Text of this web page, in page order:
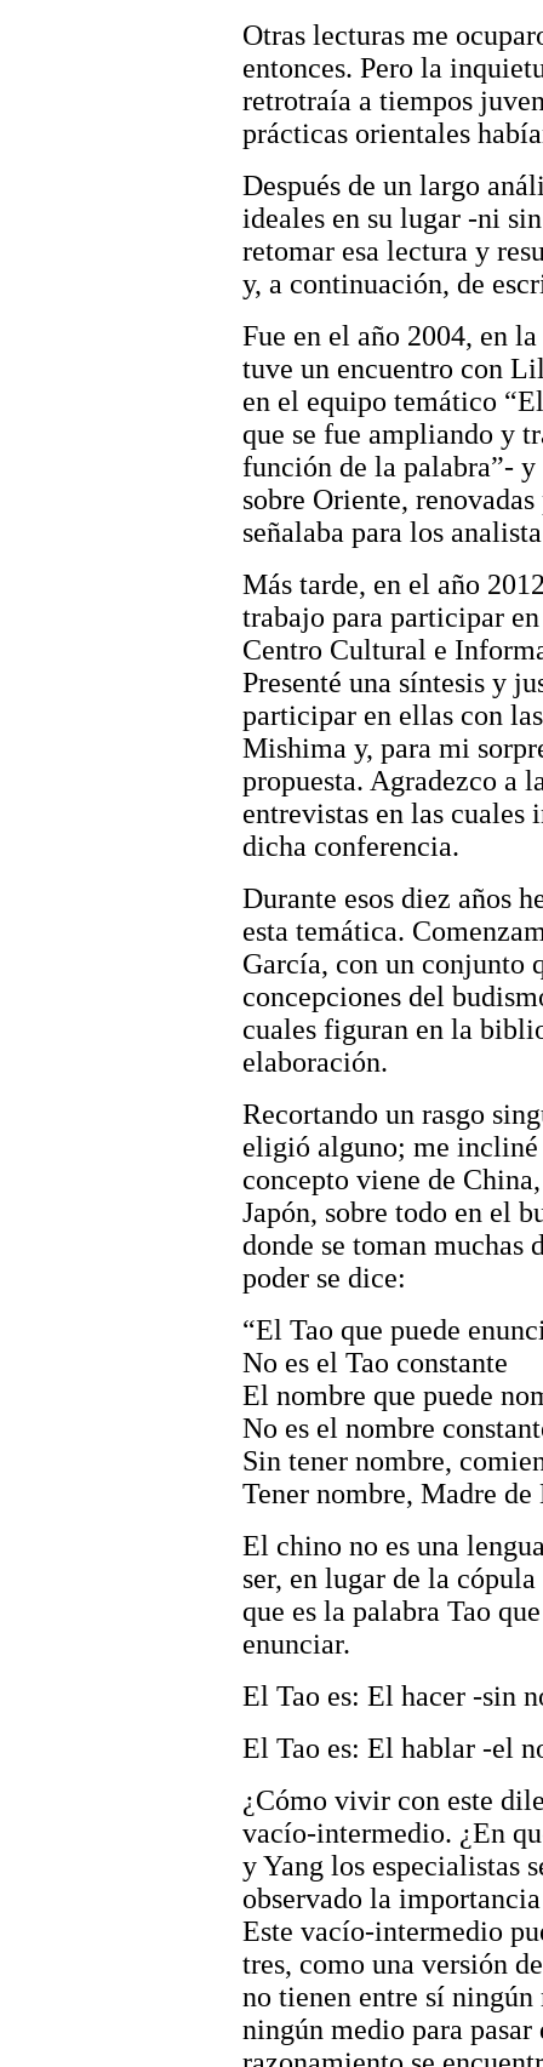
Otras lecturas me
entonces. Pero la
retrotraía a tiempos
prácticas orientales
Después de un largo
ideales en su lugar -ni
retomar esa lectura y
y, a continuación, de
Fue en el año 2004, en
tuve un encuentro con
en el equipo temático
que se fue ampliando y
función de la palabra”-
sobre Oriente,
señalaba para los
Más tarde, en el año
trabajo para participar
Centro Cultural e
Presenté una síntesis y
participar en ellas con
Mishima y, para mi
propuesta. Agradezco a
entrevistas en las cuales
dicha conferencia.
Durante esos diez años
esta temática.
García, con un conjunto
concepciones del
cuales figuran en la
elaboración.
Recortando un rasgo
eligió alguno; me incliné
concepto viene de
Japón, sobre todo en el
donde se toman muchas
poder se dice:
“El Tao que puede
No es el Tao constante
El nombre que puede
No es el nombre
Sin tener nombre,
Tener nombre, Madre
El chino no es una
ser, en lugar de la
que es la palabra Tao
enunciar.
El Tao es: El hacer -sin
El Tao es: El hablar -el
¿Cómo vivir con este
vacío-intermedio. ¿En
y Yang los especialistas
observado la
Este vacío-intermedio
tres, como una versión
no tienen entre sí
ningún medio para